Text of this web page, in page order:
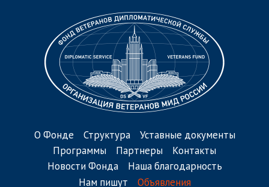
О Фонде Структура
Уставные документы
Программы
Партнеры
Контакты
Новости Фонда
Наша благодарность
Нам пишут
Объявления